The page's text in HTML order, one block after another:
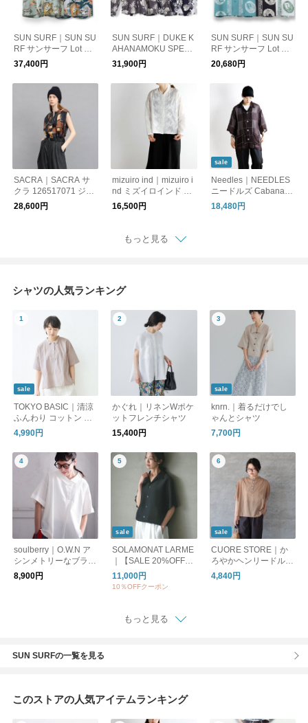
SUN SURF｜SUN SU
RF サンサーフ Lot No.
SS39743 / SUN SUR
F SPECIAL EDITION
“EAGLE, TIGER, DRA
GON” ハワイアンシャ
ツ アロハシャツ 半袖
37,400円
SUN SURF｜DUKE K
AHANAMOKU SPECI
AL EDITION DUKE'S
PINEAPPLE LONG S
LEEVE DK26793 ハワ
イアンシャツ アロハ
シャツ デュークス・
パイナップル
31,900円
SUN SURF｜SUN SU
RF サンサーフ Lot No.
SS39629 / RAYON H
AWAIIAN SHIRT “ORI
ワイアンシャツ アロ
ハシャツ 半袖
20,680円
SACRA｜SACRA サ
クラ 126517071 ジオ
メトリック ペインテ
ィング トップ GEOM
28,600円
mizuiro ind｜mizuiro i
nd ミズイロインド 1-
239005 レーススタン
ドカラーワイドシャツ
16,500円
sale
Needles｜NEEDLES
ニードルズ Cabana S
hirt - Cupra Crepe Pla
id カバナシャツ チェ
18,480円
もっと見る
シャツの人気ランキング
sale
TOKYO BASIC｜清涼
ふんわり コットン ロ
ーン 五分袖 シャツ｜
半袖ブラウス
4,990円
かぐれ｜リネンWポケ
ットフレンチシャツ
15,400円
sale
knrn.｜着るだけでし
ゃんとシャツ
7,700円
soulberry｜O.W.N ア
シンメトリーなブラウ
ス
8,900円
sale
SOLAMONAT LARME
｜【SALE 20%OFF】
シアーナイロンドロー
コードショートスリー
11,000円
10％OFFクーポン
sale
CUORE STORE｜か
ろやかヘンリードルマ
ンプルオーバー
4,840円
もっと見る
SUN SURFの一覧を見る
このストアの人気アイテムランキング